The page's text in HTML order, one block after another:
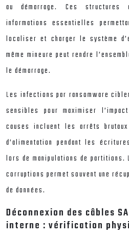
au démarrage. Ces structures
informations essentielles
localiser et charger le système
même mineure peut rendre
le démarrage.
Les infections par ransomware
sensibles pour maximiser
causes incluent les arrêts
d’alimentation pendant les
lors de manipulations de partitions.
corruptions permet souvent une
de données.
Déconnexion des câbles
interne : vérification